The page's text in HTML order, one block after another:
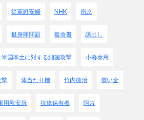
従軍慰安婦 NHK 南京
挺身隊問題 復命書 誘出し
米国本土に対する細菌攻撃 小暮泰用
撃 体当たり機 竹内徳治 償い金
用慰安所 抗体保有者 阿片